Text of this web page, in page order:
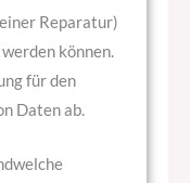
Reparatur)
können.
für den
Daten ab.